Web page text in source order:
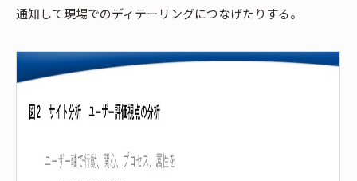
通知して現場でのディテーリングにつなげたりする。